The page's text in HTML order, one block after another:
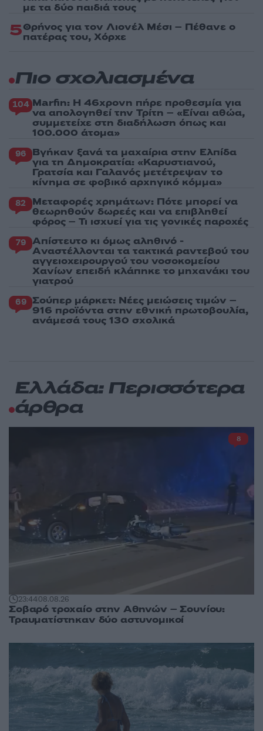
με τα δύο παιδιά τους
5Θρήνος για τον Λιονέλ Μέσι – Πέθανε ο
πατέρας του, Χόρχε
Πιο σχολιασμένα
104 Marfin: Η 46χρονη πήρε προθεσμία για
να απολογηθεί την Τρίτη – «Είναι αθώα,
συμμετείχε στη διαδήλωση όπως και
100.000 άτομα»
96 Βγήκαν ξανά τα μαχαίρια στην Ελπίδα
για τη Δημοκρατία: «Καρυστιανού,
Γρατσία και Γαλανός μετέτρεψαν το
κίνημα σε φοβικό αρχηγικό κόμμα»
82 Μεταφορές χρημάτων: Πότε μπορεί να
θεωρηθούν δωρεές και να επιβληθεί
φόρος – Τι ισχυεί για τις γονικές παροχές
79 Απίστευτο κι όμως αληθινό -
Aναστέλλονται τα τακτικά ραντεβού του
αγγειοχειρουργού του νοσοκομείου
Χανίων επειδή κλάπηκε το μηχανάκι του
γιατρού
69 Σούπερ μάρκετ: Νέες μειώσεις τιμών –
916 προϊόντα στην εθνική πρωτοβουλία,
ανάμεσά τους 130 σχολικά
Ελλάδα: Περισσότερα
άρθρα
23:4408.08.26
Σοβαρό τροχαίο στην Αθηνών – Σουνίου:
Τραυματίστηκαν δύο αστυνομικοί
8